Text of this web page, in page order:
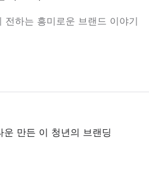
전하는 흥미로운 브랜드 이야기
만든 이 청년의 브랜딩